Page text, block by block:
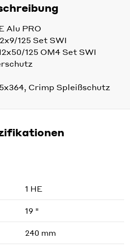
Alu PRO
125 Set SWI
125 OM4 Set SWI
Crimp Spleißschutz
1 HE
19 "
240 mm